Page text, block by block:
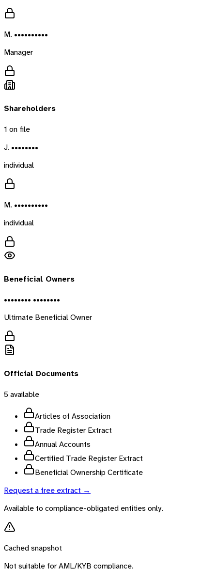
M. ••••••••••
Manager
Shareholders
1 on file
J. ••••••••
individual
M. ••••••••••
individual
Beneficial Owners
•••••••• ••••••••
Ultimate Beneficial Owner
Official Documents
5 available
Articles of Association
Trade Register Extract
Annual Accounts
Certified Trade Register Extract
Beneficial Ownership Certificate
Request a free extract →
Available to compliance-obligated entities only.
Cached snapshot
Not suitable for AML/KYB compliance.